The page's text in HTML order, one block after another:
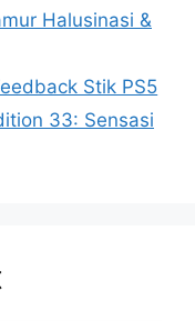
Halusinasi &
Stik PS5
33: Sensasi